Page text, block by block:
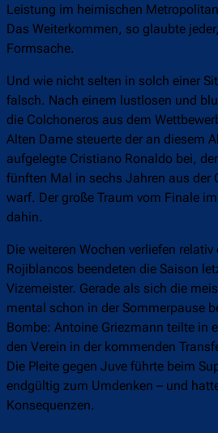
Leistung im heimischen
Das Weiterkommen, so glaubte
Formsache.
Und wie nicht selten in solch einer
falsch. Nach einem lustlosen und
die Colchoneros aus dem
Alten Dame steuerte der an diesem
aufgelegte Cristiano Ronaldo bei,
fünften Mal in sechs Jahren aus der
warf. Der große Traum vom Finale
dahin.
Die weiteren Wochen verliefen
Rojiblancos beendeten die Saison
Vizemeister. Gerade als sich die
mental schon in der Sommerpause
Bombe: Antoine Griezmann teilte in
den Verein in der kommenden
Die Pleite gegen Juve führte beim
endgültig zum Umdenken – und
Konsequenzen.